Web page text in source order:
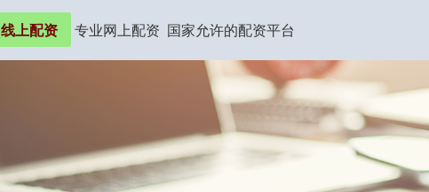
线上配资 专业网上配资 国家允许的配资平台